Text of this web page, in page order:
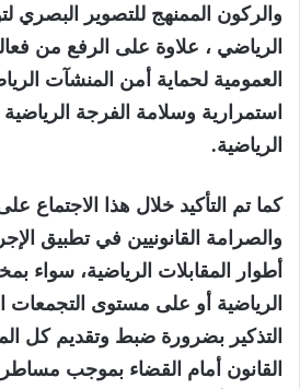
والركون الممنهج للتصوير البصري
الرياضي ، علاوة على الرفع من
العمومية لحماية أمن المنشآت
استمرارية وسلامة الفرجة الرياضية
الرياضية.
كما تم التأكيد خلال هذا الاجتماع
والصرامة القانونيين في تطبيق
أطوار المقابلات الرياضية، سواء
الرياضية أو على مستوى التجمعات
التذكير بضرورة ضبط وتقديم كل
القانون أمام القضاء بموجب